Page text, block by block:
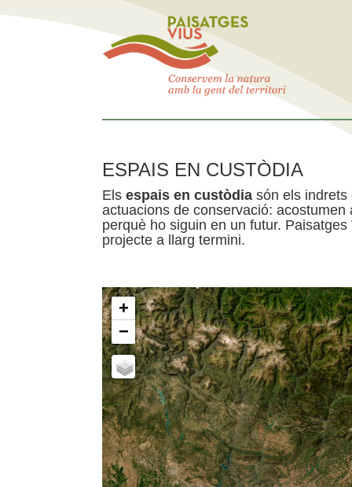
ESPAIS EN CUSTÒDIA
Els espais en custòdia són els indrets
actuacions de conservació:
perquè ho siguin en un futur.
projecte a llarg termini.
+
−